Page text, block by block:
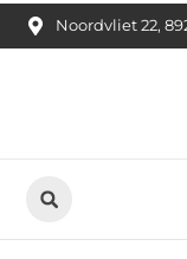
Noordvliet 22,